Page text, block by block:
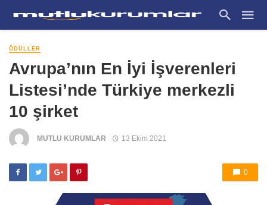
ÖDÜLLER
Avrupa’nın En İyi İşverenleri
Listesi’nde Türkiye merkezli
10 şirket
MUTLU KURUMLAR 13 Ekim 2021
0